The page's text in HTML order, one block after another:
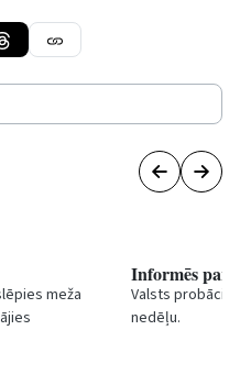
meža
Informēs par
Valsts
nedēļu.